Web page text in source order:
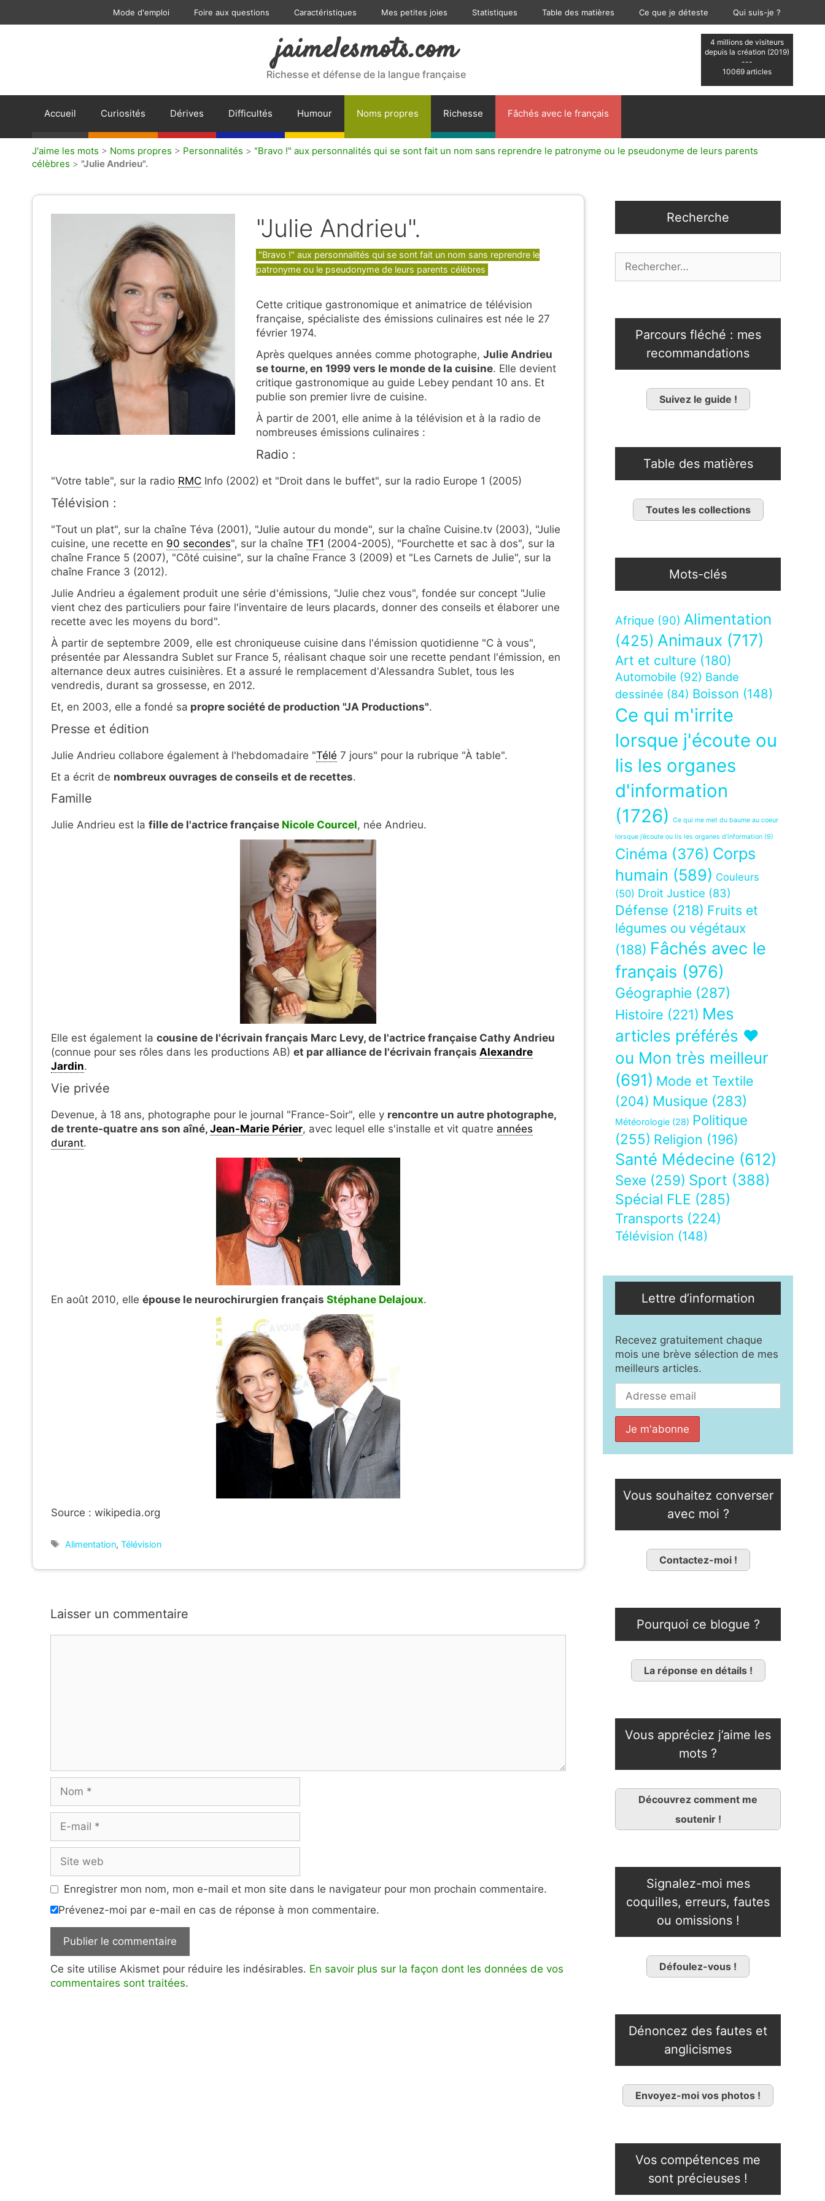
Mode d'emploi Foire aux questions Caractéristiques Mes petites joies Statistiques Table des matières Ce que je déteste Qui suis-je ?
4 millions de visiteurs
depuis la création (2019)
---
10069 articles
jaimelesmots.com
Richesse et défense de la langue française
Accueil Curiosités Dérives Difficultés Humour Noms propres Richesse Fâchés avec le français
J'aime les mots > Noms propres > Personnalités > "Bravo !" aux personnalités qui se sont fait un nom sans reprendre le patronyme ou le pseudonyme de leurs parents
célèbres > "Julie Andrieu".
"Julie Andrieu".
Catégories
"Bravo !" aux personnalités qui se sont fait un nom sans reprendre le
patronyme ou le pseudonyme de leurs parents célèbres
Cette critique gastronomique et animatrice de télévision
française, spécialiste des émissions culinaires est née le 27
février 1974.
Après quelques années comme photographe, Julie Andrieu
se tourne, en 1999 vers le monde de la cuisine. Elle devient
critique gastronomique au guide Lebey pendant 10 ans. Et
publie son premier livre de cuisine.
À partir de 2001, elle anime à la télévision et à la radio de
nombreuses émissions culinaires :
Radio :
"Votre table", sur la radio RMC Info (2002) et "Droit dans le buffet", sur la radio Europe 1 (2005)
Télévision :
"Tout un plat", sur la chaîne Téva (2001), "Julie autour du monde", sur la chaîne Cuisine.tv (2003), "Julie
cuisine, une recette en 90 secondes", sur la chaîne TF1 (2004-2005), "Fourchette et sac à dos", sur la
chaîne France 5 (2007), "Côté cuisine", sur la chaîne France 3 (2009) et "Les Carnets de Julie", sur la
chaîne France 3 (2012).
Julie Andrieu a également produit une série d'émissions, "Julie chez vous", fondée sur concept "Julie
vient chez des particuliers pour faire l'inventaire de leurs placards, donner des conseils et élaborer une
recette avec les moyens du bord".
À partir de septembre 2009, elle est chroniqueuse cuisine dans l'émission quotidienne "C à vous",
présentée par Alessandra Sublet sur France 5, réalisant chaque soir une recette pendant l'émission, en
alternance deux autres cuisinières. Et a assuré le remplacement d'Alessandra Sublet, tous les
vendredis, durant sa grossesse, en 2012.
Et, en 2003, elle a fondé sa propre société de production "JA Productions".
Presse et édition
Julie Andrieu collabore également à l'hebdomadaire "Télé 7 jours" pour la rubrique "À table".
Et a écrit de nombreux ouvrages de conseils et de recettes.
Famille
Julie Andrieu est la fille de l'actrice française Nicole Courcel, née Andrieu.
Elle est également la cousine de l'écrivain français Marc Levy, de l'actrice française Cathy Andrieu
(connue pour ses rôles dans les productions AB) et par alliance de l'écrivain français Alexandre
Jardin.
Vie privée
Devenue, à 18 ans, photographe pour le journal "France-Soir", elle y rencontre un autre photographe,
de trente-quatre ans son aîné, Jean-Marie Périer, avec lequel elle s'installe et vit quatre années
durant.
En août 2010, elle épouse le neurochirurgien français Stéphane Delajoux.
Source : wikipedia.org
Étiquettes
Alimentation,Télévision
Laisser un commentaire
mail
web
Enregistrer mon nom, mon e-mail et mon site dans le navigateur pour mon prochain commentaire.
Prévenez-moi par e-mail en cas de réponse à mon commentaire.
Ce site utilise Akismet pour réduire les indésirables. En savoir plus sur la façon dont les données de vos
commentaires sont traitées.
Recherche
Parcours fléché : mes
recommandations
Suivez le guide !
Table des matières
Toutes les collections
Mots-clés
Afrique (90) Alimentation
(425) Animaux (717)
Art et culture (180)
Automobile (92) Bande
dessinée (84) Boisson (148)
Ce qui m'irrite
lorsque j'écoute ou
lis les organes
d'information
(1726)
Ce qui me met du baume au coeur
lorsque j’écoute ou lis les organes d’information (9)
Cinéma (376) Corps
humain (589) Couleurs
(50) Droit Justice (83)
Défense (218) Fruits et
légumes ou végétaux
(188) Fâchés avec le
français (976)
Géographie (287)
Histoire (221) Mes
articles préférés ❤
ou Mon très meilleur
(691) Mode et Textile
(204) Musique (283)
Météorologie (28) Politique
(255) Religion (196)
Santé Médecine (612)
Sexe (259) Sport (388)
Spécial FLE (285)
Transports (224)
Télévision (148)
Lettre d’information
Recevez gratuitement chaque
mois une brève sélection de mes
meilleurs articles.
Vous souhaitez converser
avec moi ?
Contactez-moi !
Pourquoi ce blogue ?
La réponse en détails !
Vous appréciez j’aime les
mots ?
Découvrez comment me
soutenir !
Signalez-moi mes
coquilles, erreurs, fautes
ou omissions !
Défoulez-vous !
Dénoncez des fautes et
anglicismes
Envoyez-moi vos photos !
Vos compétences me
sont précieuses !